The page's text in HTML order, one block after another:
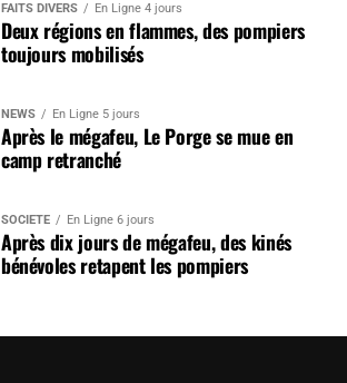
FAITS DIVERS En Ligne 4 jours
Deux régions en flammes, des pompiers
toujours mobilisés
NEWS En Ligne 5 jours
Après le mégafeu, Le Porge se mue en
camp retranché
SOCIÉTÉ En Ligne 6 jours
Après dix jours de mégafeu, des kinés
bénévoles retapent les pompiers